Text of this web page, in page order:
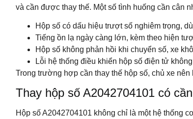
và cần được thay thế. Một số tình huống cần cân
Hộp số có dấu hiệu trượt số nghiêm trọng,
Tiếng ồn lạ ngày càng lớn, kèm theo hiện
Hộp số không phản hồi khi chuyển số, xe
Lỗi hệ thống điều khiển hộp số điện tử
Trong trường hợp cần thay thế hộp số, chủ xe
Thay hộp số A2042704101 có
Hộp số A2042704101 không chỉ là một hệ thống